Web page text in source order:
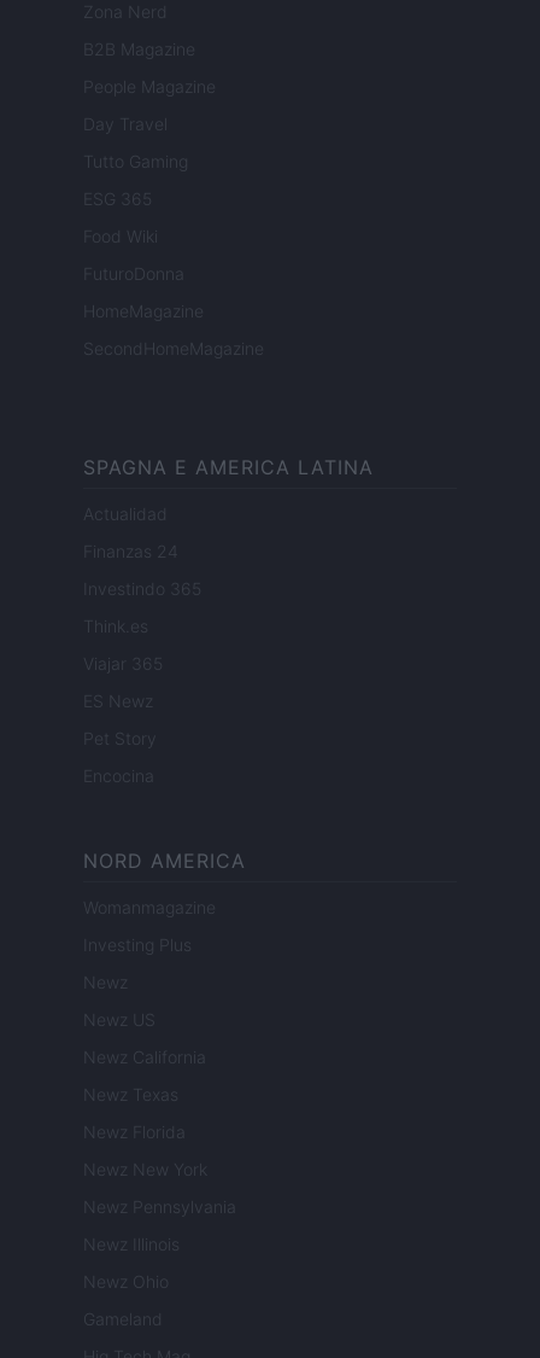
Zona Nerd
B2B Magazine
People Magazine
Day Travel
Tutto Gaming
ESG 365
Food Wiki
FuturoDonna
HomeMagazine
SecondHomeMagazine
SPAGNA E AMERICA LATINA
Actualidad
Finanzas 24
Investindo 365
Think.es
Viajar 365
ES Newz
Pet Story
Encocina
NORD AMERICA
Womanmagazine
Investing Plus
Newz
Newz US
Newz California
Newz Texas
Newz Florida
Newz New York
Newz Pennsylvania
Newz Illinois
Newz Ohio
Gameland